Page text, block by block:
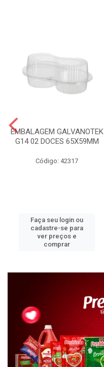
EMBALAGEM GALVANOTEK
G14 02 DOCES 65X59MM
Código: 42317
Faça seu login ou
cadastre-se para
ver preços e
comprar